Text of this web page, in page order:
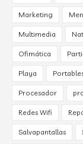
Marketing
Multimedia
Ofimática
Playa
Procesador
Redes Wifi
Salvapantallas